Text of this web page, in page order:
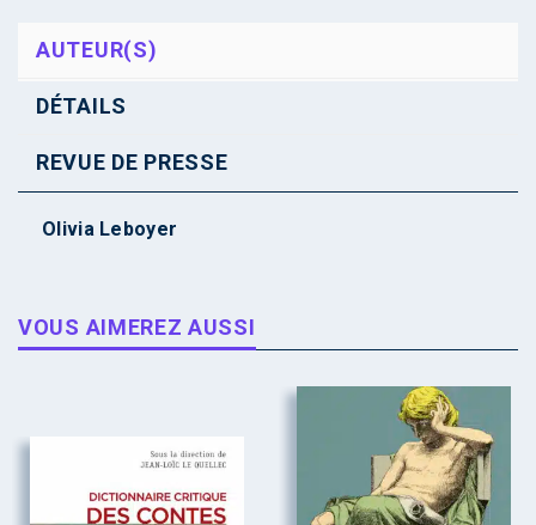
AUTEUR(S)
DÉTAILS
REVUE DE PRESSE
Olivia Leboyer
VOUS AIMEREZ AUSSI